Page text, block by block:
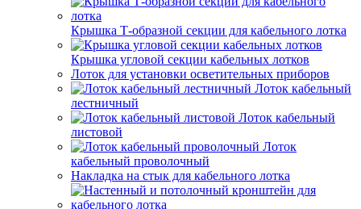
Крышка Т-образной секции для кабельного лотка
Крышка угловой секции кабельных лотков
Лоток для установки осветительных приборов
Лоток кабельный
лестничный
Лоток кабельный
листовой
Лоток
кабельный проволочный
Накладка на стык для кабельного лотка